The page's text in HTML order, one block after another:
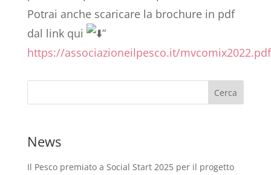
Potrai anche scaricare la brochure in pdf
dal link qui
”
https://associazioneilpesco.it/mvcomix2022.pdf
News
Il Pesco premiato a Social Start 2025 per il progetto